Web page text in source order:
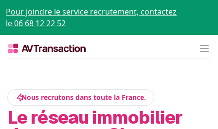
Pour joindre le service recrutement, contactez
le 06 68 12 22 52
Nous recrutons dans toute la France.
Le réseau immobilier